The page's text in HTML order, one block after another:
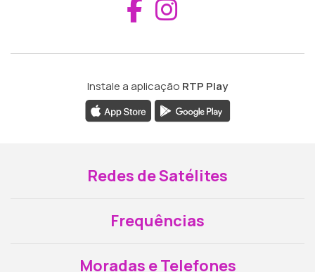
Aceder ao
Instale a aplicação RTP Play
Redes de Satélites
Frequências
Moradas e Telefones